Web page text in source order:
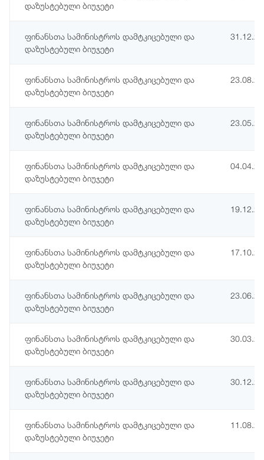
დაზუსტებული ბიუჯეტი
ფინანსთა სამინისტროს დამტკიცებული და
დაზუსტებული ბიუჯეტი
ფინანსთა სამინისტროს დამტკიცებული და
დაზუსტებული ბიუჯეტი
ფინანსთა სამინისტროს დამტკიცებული და
დაზუსტებული ბიუჯეტი
ფინანსთა სამინისტროს დამტკიცებული და
დაზუსტებული ბიუჯეტი
ფინანსთა სამინისტროს დამტკიცებული და
დაზუსტებული ბიუჯეტი
ფინანსთა სამინისტროს დამტკიცებული და
დაზუსტებული ბიუჯეტი
ფინანსთა სამინისტროს დამტკიცებული და
დაზუსტებული ბიუჯეტი
ფინანსთა სამინისტროს დამტკიცებული და
დაზუსტებული ბიუჯეტი
ფინანსთა სამინისტროს დამტკიცებული და
დაზუსტებული ბიუჯეტი
ფინანსთა სამინისტროს დამტკიცებული და
დაზუსტებული ბიუჯეტი